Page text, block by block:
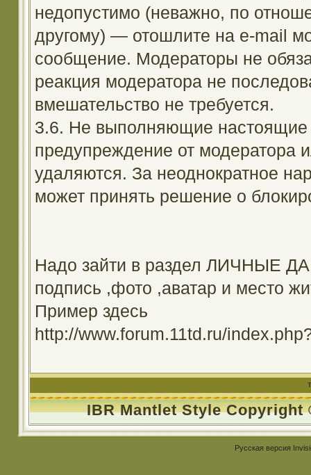
недопустимо (неважно, по
другому) — отошлите на e-mail
сообщение. Модераторы не
реакция модератора не
вмешательство не требуется.
3.6. Не выполняющие настоящие
предупреждение от модератора
удаляются. За неоднократное
может принять решение о
Надо зайти в раздел ЛИЧНЫЕ
подпись ,фото ,аватар и место
Пример здесь
http://www.forum.11td.ru/
IBR Mantlet Style Copyright
Русская версия